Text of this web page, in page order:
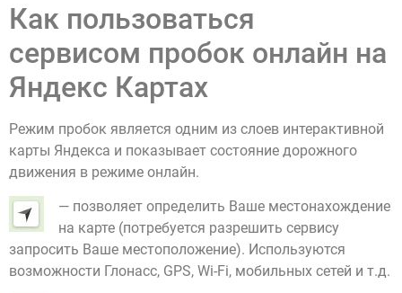
Как пользоваться
сервисом пробок онлайн на
Яндекс Картах
Режим пробок является одним из слоев интерактивной
карты Яндекса и показывает состояние дорожного
движения в режиме онлайн.
— позволяет определить Ваше местонахождение
на карте (потребуется разрешить сервису
запросить Ваше местоположение). Используются
возможности Глонасс, GPS, Wi-Fi, мобильных сетей и т.д.